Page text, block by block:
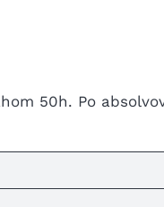
50h. Po